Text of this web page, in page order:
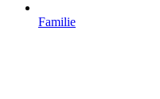
Familie